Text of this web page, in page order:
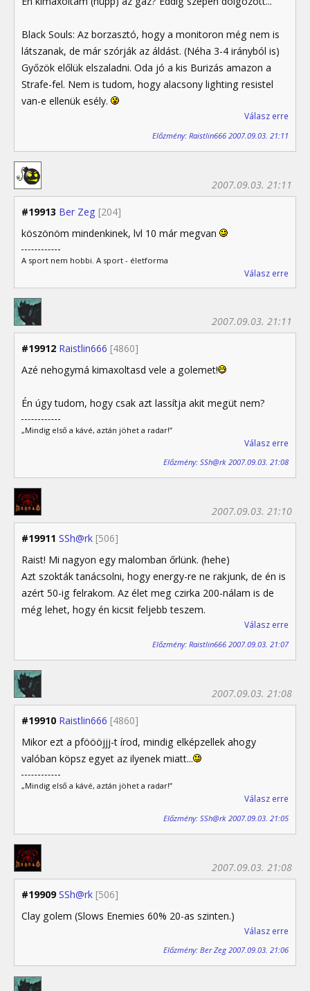
Black Souls: Az borzasztó, hogy a monitoron még nem is
látszanak, de már szórják az áldást. (Néha 3-4 irányból is)
Győzök előlük elszaladni. Oda jó a kis Burizás amazon a
Strafe-fel. Nem is tudom, hogy alacsony lighting resistel
van-e ellenük esély.
Válasz erre
Előzmény: Raistlin666 2007.09.03. 21:11
#19913 Ber Zeg [204]
2007.09.03. 21:11
köszönöm mindenkinek, lvl 10 már megvan
A sport nem hobbi. A sport - életforma
Válasz erre
#19912 Raistlin666 [4860]
2007.09.03. 21:11
Azé nehogymá kimaxoltasd vele a golemet!
Én úgy tudom, hogy csak azt lassítja akit megüt nem?
„Mindig első a kávé, aztán jöhet a radar!”
Válasz erre
Előzmény: SSh@rk 2007.09.03. 21:08
#19911 SSh@rk [506]
2007.09.03. 21:10
Raist! Mi nagyon egy malomban őrlünk. (hehe)
Azt szokták tanácsolni, hogy energy-re ne rakjunk, de én is
azért 50-ig felrakom. Az élet meg czirka 200-nálam is de
még lehet, hogy én kicsit feljebb teszem.
Válasz erre
Előzmény: Raistlin666 2007.09.03. 21:07
#19910 Raistlin666 [4860]
2007.09.03. 21:08
Mikor ezt a pföööjjj-t írod, mindig elképzellek ahogy
valóban köpsz egyet az ilyenek miatt...
„Mindig első a kávé, aztán jöhet a radar!”
Válasz erre
Előzmény: SSh@rk 2007.09.03. 21:05
#19909 SSh@rk [506]
2007.09.03. 21:08
Clay golem (Slows Enemies 60% 20-as szinten.)
Válasz erre
Előzmény: Ber Zeg 2007.09.03. 21:06